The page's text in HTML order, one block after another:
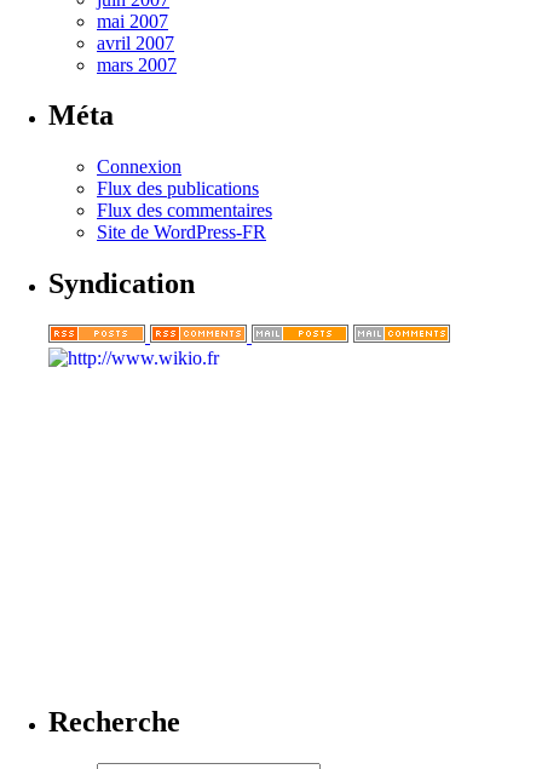
mai 2007
avril 2007
mars 2007
Méta
Connexion
Flux des publications
Flux des commentaires
Site de WordPress-FR
Syndication
Recherche